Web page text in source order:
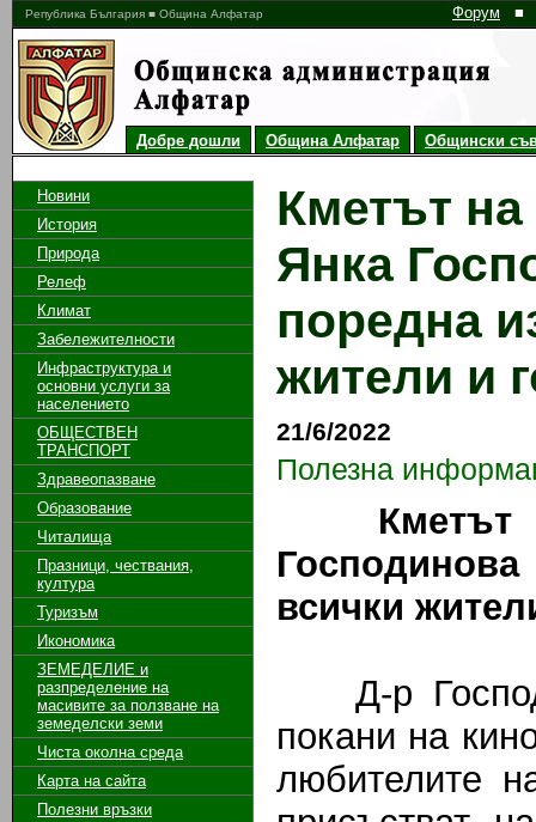
Република България ■ Община Алфатар Форум ■
Добре дошли Община Алфатар Общински
Новини
История
Природа
Релеф
Климат
Забележителности
Инфраструктура и
основни услуги за
населението
ОБЩЕСТВЕН
ТРАНСПОРТ
Здравеопазване
Образование
Читалища
Празници, чествания,
култура
Туризъм
Икономика
ЗЕМЕДЕЛИЕ и
разпределение на
масивите за ползване на
земeделски земи
Чиста околна среда
Карта на сайта
Полезни връзки
Кметът
Янка
поредна
жители и
21/6/2022
Полезна
всички
Д-р
покани на
любителите